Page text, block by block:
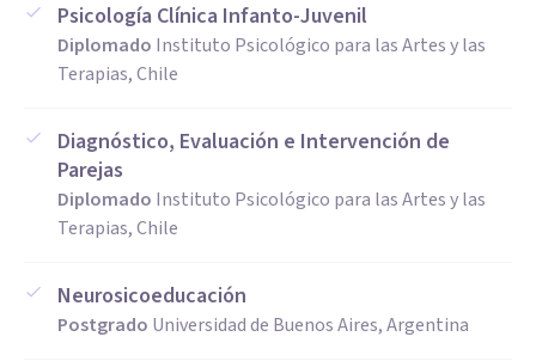
Psicología Clínica Infanto-Juvenil
Diplomado Instituto Psicológico para las Artes y las
Terapias, Chile
Diagnóstico, Evaluación e Intervención de
Parejas
Diplomado Instituto Psicológico para las Artes y las
Terapias, Chile
Neurosicoeducación
Postgrado Universidad de Buenos Aires, Argentina